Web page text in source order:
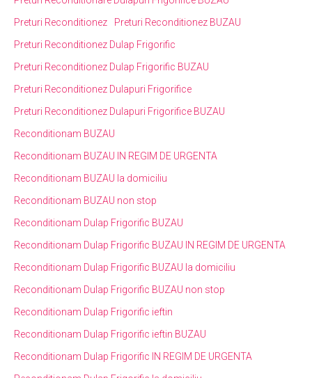
Preturi Reconditionez
Preturi Reconditionez BUZAU
Preturi Reconditionez Dulap Frigorific
Preturi Reconditionez Dulap Frigorific BUZAU
Preturi Reconditionez Dulapuri Frigorifice
Preturi Reconditionez Dulapuri Frigorifice BUZAU
Reconditionam BUZAU
Reconditionam BUZAU IN REGIM DE URGENTA
Reconditionam BUZAU la domiciliu
Reconditionam BUZAU non stop
Reconditionam Dulap Frigorific BUZAU
Reconditionam Dulap Frigorific BUZAU IN REGIM DE URGENTA
Reconditionam Dulap Frigorific BUZAU la domiciliu
Reconditionam Dulap Frigorific BUZAU non stop
Reconditionam Dulap Frigorific ieftin
Reconditionam Dulap Frigorific ieftin BUZAU
Reconditionam Dulap Frigorific IN REGIM DE URGENTA